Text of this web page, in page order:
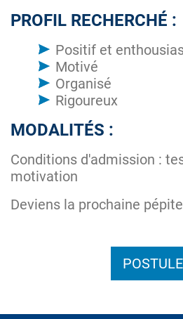
PROFIL RECHERCHÉ :
Positif et
Motivé
Organisé
Rigoureux
MODALITÉS :
Conditions d'admission :
motivation
Deviens la prochaine